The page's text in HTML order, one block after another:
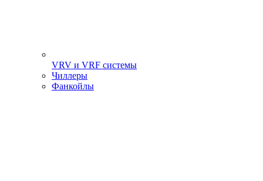
VRV и VRF системы
Чиллеры
Фанкойлы